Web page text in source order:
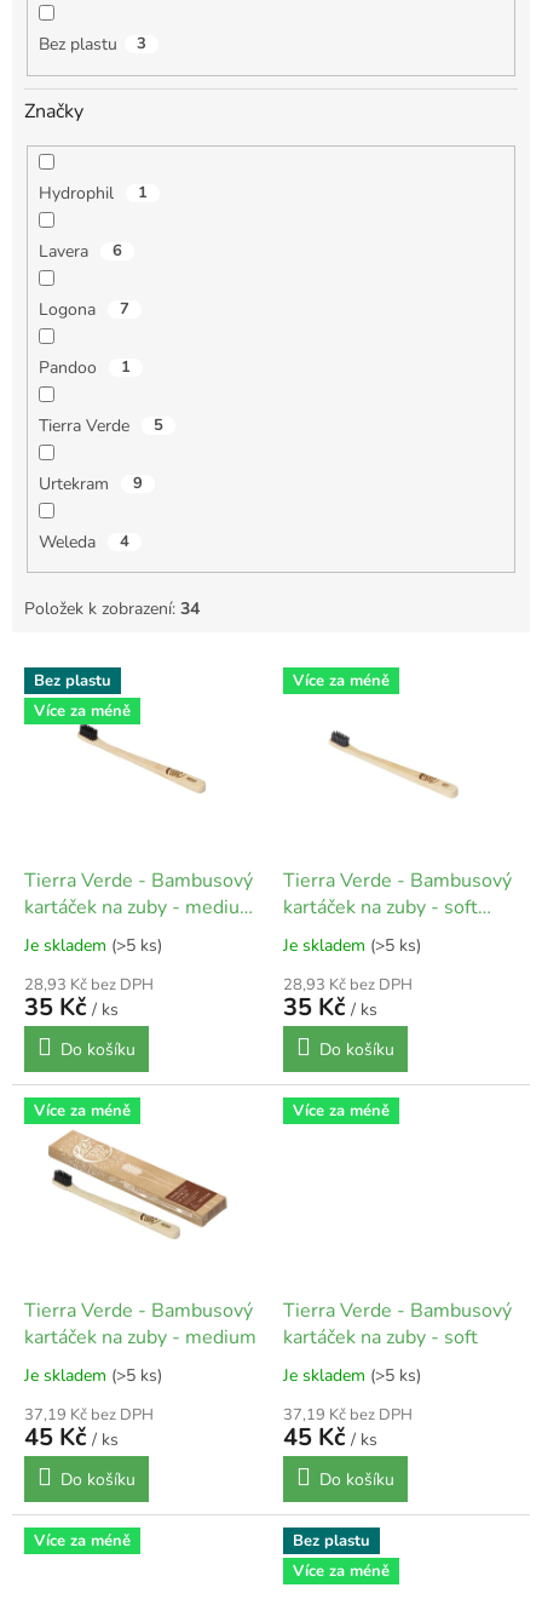
Bez plastu 3
Značky
Hydrophil 1
Lavera 6
Logona 7
Pandoo 1
Tierra Verde 5
Urtekram 9
Weleda 4
Položek k zobrazení: 34
V
p
d
Bez plastu
Více za méně
Tierra Verde - Bambusový
kartáček na zuby - medium
(bezobal)
Je skladem (>5 ks)
28,93 Kč bez DPH
35 Kč / ks
Do košíku
Více za méně
Tierra Verde - Bambusový
kartáček na zuby - soft
(bezobal)
Je skladem (>5 ks)
28,93 Kč bez DPH
35 Kč / ks
Do košíku
Více za méně
Tierra Verde - Bambusový
kartáček na zuby - medium
Je skladem (>5 ks)
37,19 Kč bez DPH
45 Kč / ks
Do košíku
Více za méně
Tierra Verde - Bambusový
kartáček na zuby - soft
Je skladem (>5 ks)
37,19 Kč bez DPH
45 Kč / ks
Do košíku
Více za méně
Bez plastu
Více za méně